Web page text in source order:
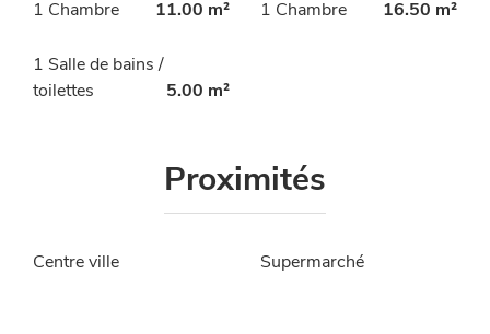
1 Chambre 11.00 m² 1 Chambre 16.50 m²
1 Salle de bains /
toilettes
5.00 m²
Proximités
Centre ville Supermarché